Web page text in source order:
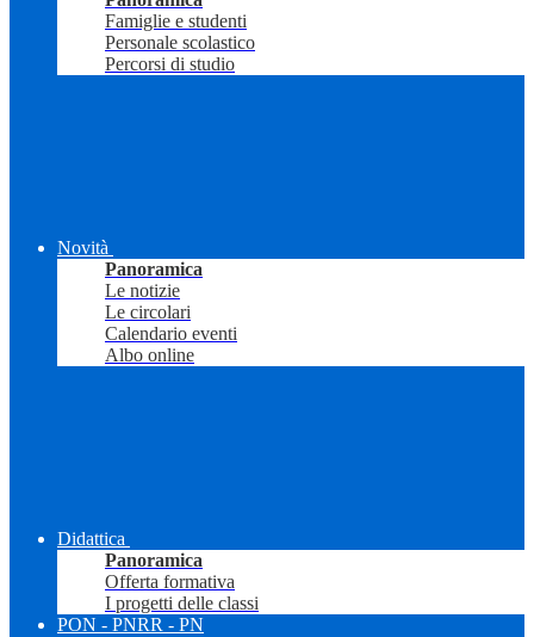
Famiglie e studenti
Personale scolastico
Percorsi di studio
Novità
Panoramica
Le notizie
Le circolari
Calendario eventi
Albo online
Didattica
Panoramica
Offerta formativa
I progetti delle classi
PON - PNRR - PN